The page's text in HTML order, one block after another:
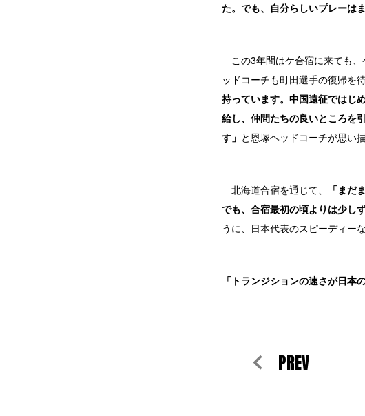
た。でも、自分らしいプレーは
この3年間はケ合宿に来ても
ッドコーチも町田選手の復帰を
持っています。中国遠征ではじ
給し、仲間たちの良いところを
す」 と恩塚ヘッドコーチが思い
北海道合宿を通じて、
「まだ
でも、合宿最初の頃よりは少し
うに、日本代表のスピーディー
「トランジションの速さが日本
PREV